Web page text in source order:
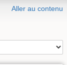
Aller au contenu